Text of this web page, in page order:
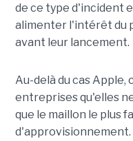
de ce type d'incident
alimenter l'intérêt du
avant leur lancement.
Au-delà du cas
entreprises qu'elles
que le maillon le plus